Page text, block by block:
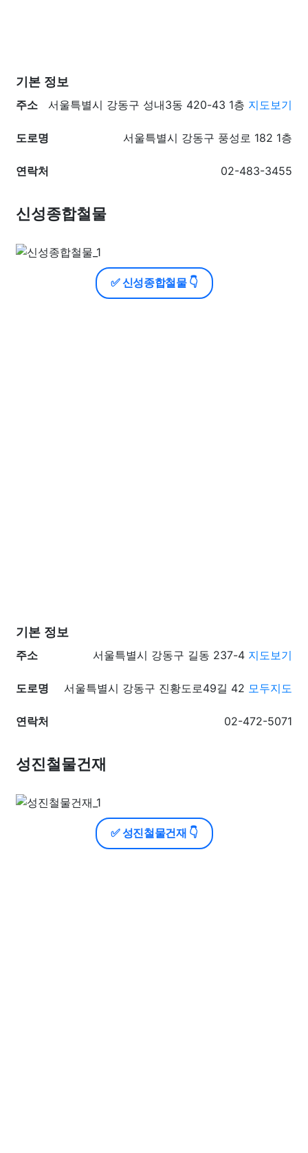
기본 정보
주소
서울특별시 강동구 성내3동 420-43 1층 지도보기
도로명 서울특별시 강동구 풍성로 182 1층
연락처 02-483-3455
신성종합철물
✅ 신성종합철물 👇
기본 정보
주소
서울특별시 강동구 길동 237-4 지도보기
도로명 서울특별시 강동구 진황도로49길 42 모두지도
연락처 02-472-5071
성진철물건재
✅ 성진철물건재 👇